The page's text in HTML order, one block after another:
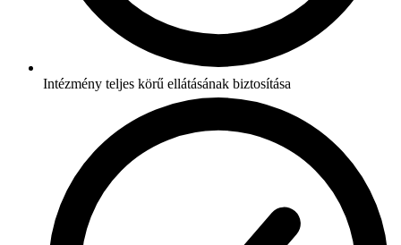
Intézmény teljes körű ellátásának biztosítása